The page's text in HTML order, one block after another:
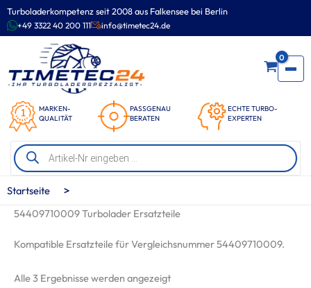
Turboladerkompetenz seit 2008 aus Falkensee bei Berlin
+49 3322 40 200 111 info@timetec24.de
MARKEN-
QUALITÄT
PASSGENAU
BERATEN
ECHTE TURBO-
EXPERTEN
0
Products
search
Zum
Inhalt
springen
Startseite >
54409710009 Turbolader Ersatzteile
Kompatible Ersatzteile für Vergleichsnummer 54409710009.
Alle 3 Ergebnisse werden angezeigtNach